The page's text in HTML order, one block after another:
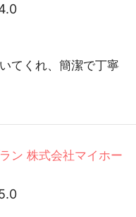
てくれ、簡潔で丁寧
ン 株式会社マイホー